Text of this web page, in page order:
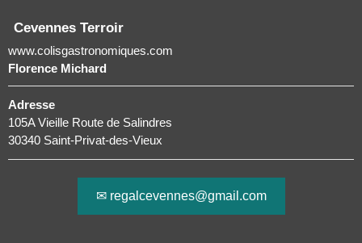
Cevennes Terroir
www.colisgastronomiques.com
Florence Michard
Adresse
105A Vieille Route de Salindres
30340 Saint-Privat-des-Vieux
✉ regalcevennes@gmail.com